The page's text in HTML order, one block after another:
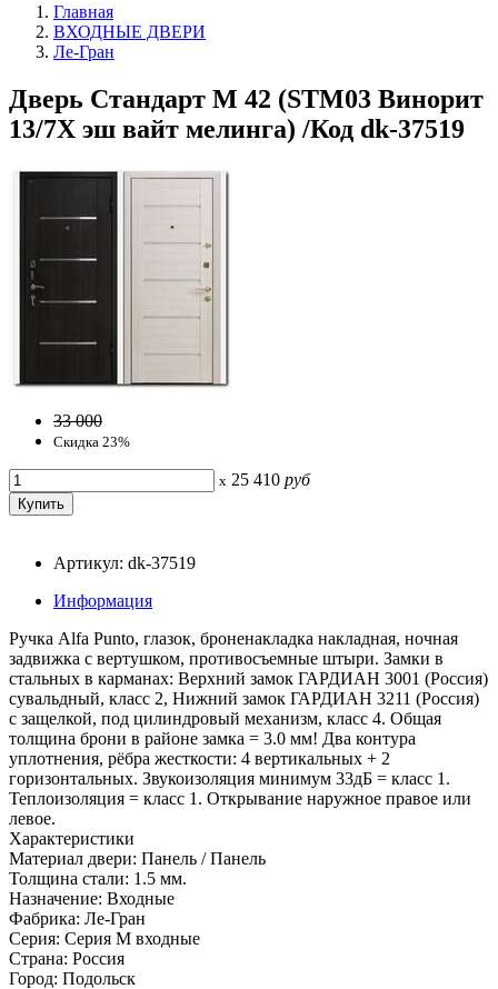
Главная
ВХОДНЫЕ ДВЕРИ
Ле-Гран
Дверь Стандарт М 42 (STM03 Винорит
13/7Х эш вайт мелинга) /Код dk-37519
33 000
Скидка 23%
x 25 410 руб
Артикул: dk-37519
Информация
Ручка Alfa Punto, глазок, броненакладка накладная, ночная
задвижка с вертушком, противосъемные штыри. Замки в
стальных в карманах: Верхний замок ГАРДИАН 3001 (Россия)
сувальдный, класс 2, Нижний замок ГАРДИАН 3211 (Россия)
с защелкой, под цилиндровый механизм, класс 4. Общая
толщина брони в районе замка = 3.0 мм! Два контура
уплотнения, рёбра жесткости: 4 вертикальных + 2
горизонтальных. Звукоизоляция минимум 33дБ = класс 1.
Теплоизоляция = класс 1. Открывание наружное правое или
левое.
Характеристики
Материал двери: Панель / Панель
Толщина стали: 1.5 мм.
Назначение: Входные
Фабрика: Ле-Гран
Серия: Серия M входные
Страна: Россия
Город: Подольск